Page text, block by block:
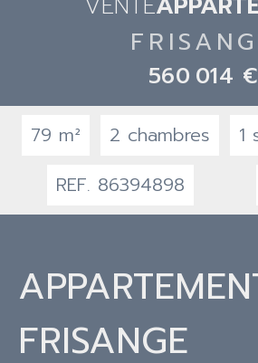
560 014 €
79 m² 2 chambres
1
REF. 86394898
FRISANGE